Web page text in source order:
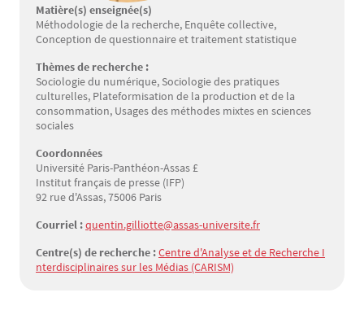
Matière(s) enseignée(s)
Méthodologie de la recherche, Enquête collective,
Conception de questionnaire et traitement statistique
Thèmes de recherche :
Sociologie du numérique, Sociologie des pratiques
culturelles, Plateformisation de la production et de la
consommation, Usages des méthodes mixtes en sciences
sociales
Coordonnées
Université Paris-Panthéon-Assas £
Institut français de presse (IFP)
92 rue d'Assas, 75006 Paris
Courriel :quentin.gilliotte@assas-universite.fr
Centre(s) de recherche :Centre d'Analyse et de Recherche I
nterdisciplinaires sur les Médias (CARISM)